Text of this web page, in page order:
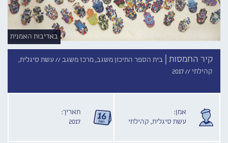
באדיבות האמנית
קיר החמסות | בית הספר התיכון משגב, מרכז משגב //עשת סיגלית,
קהילתי //2017
אמן:
עשת סיגלית, קהילתי
תאריך:
2017